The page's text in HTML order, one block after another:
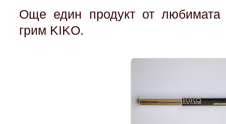
Още един продукт от
грим KIKO.